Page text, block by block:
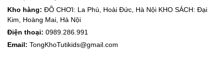
Kho hàng: ĐỒ CHƠI: La Phù, Hoài Đức, Hà Nội KHO SÁCH: Đại
Kim, Hoàng Mai, Hà Nội
Điện thoại: 0989.286.991
Email: TongKhoTutikids@gmail.com